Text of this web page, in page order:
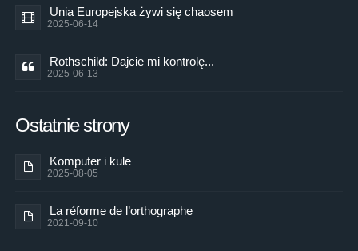
Unia Europejska żywi się chaosem
2025-06-14
Rothschild: Dajcie mi kontrolę...
2025-06-13
Ostatnie strony
Komputer i kule
2025-08-05
La réforme de l’orthographe
2021-09-10